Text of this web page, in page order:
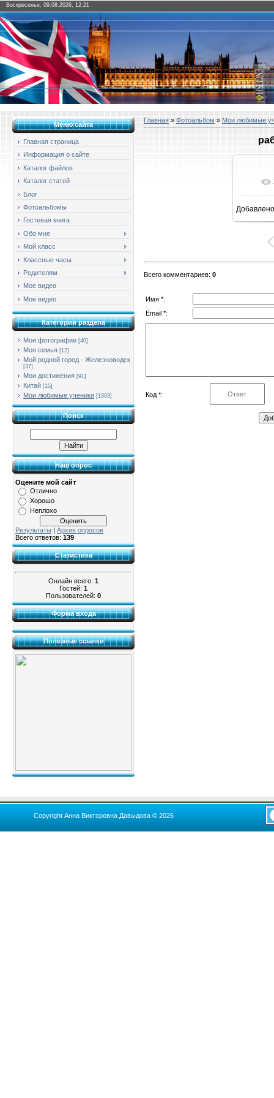
Воскресенье, 09.08.2026, 12:21
Меню сайта
Главная страница
Информация о сайте
Каталог файлов
Каталог статей
Блог
Фотоальбомы
Гостевая книга
Обо мне
Мой класс
Классные часы
Родителям
Мое видео
Мое видео
Категории раздела
Мои фотографии [40]
Моя семья [12]
Мой родной город - Железноводск
[37]
Мои достижения [91]
Китай [15]
Мои любимые ученики [1393]
Поиск
Наш опрос
Оцените мой сайт
Отлично
Хорошо
Неплохо
Результаты | Архив опросов
Всего ответов: 139
Статистика
Онлайн всего: 1
Гостей: 1
Пользователей: 0
Форма входа
Полезные ссылки
Главная » Фотоальбом » Мои любимые
Добавлено
Всего комментариев: 0
Имя *:
Email *:
Код *:
Copyright Анна Викторовна Давыдова © 2026